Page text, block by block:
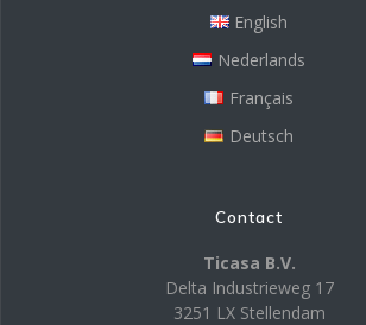
English
Nederlands
Français
Deutsch
Contact
Ticasa B.V.
Delta Industrieweg 17
3251 LX Stellendam